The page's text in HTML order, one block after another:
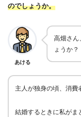
のでしょうか。
あける
高畑さん
ょうか？
主人が独身の頃、消費
結婚するときに私が